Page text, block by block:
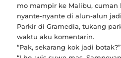
mo mampir ke Malibu, cuman
nyante-nyante di alun-alun
Parkir di Gramedia, tukang
waktu aku komentarin.
“Pak, sekarang kok jadi botak?”